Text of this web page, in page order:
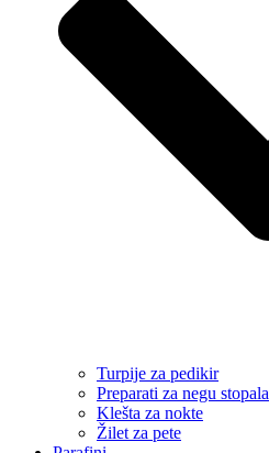
Turpije za pedikir
Preparati za negu stopala
Klešta za nokte
Žilet za pete